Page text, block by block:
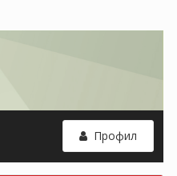
Профил